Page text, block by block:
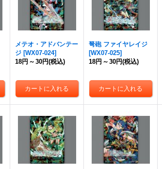
メテオ・アドバンテー
ジ [WX07-024]
18円 ～ 30円(税込)
弩砲 ファイヤレイジ
[WX07-025]
18円 ～ 30円(税込)